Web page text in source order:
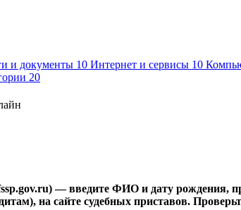
и документы 10 Интернет и сервисы 10
20
— введите ФИО и дату рождения,
на сайте судебных приставов.